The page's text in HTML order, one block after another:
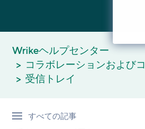
Wrikeヘルプセンター
コラボレーションおよび
受信トレイ
すべての記事